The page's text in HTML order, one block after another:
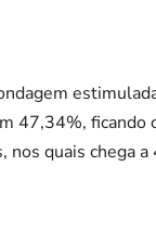
47,34%,
nos quais chega